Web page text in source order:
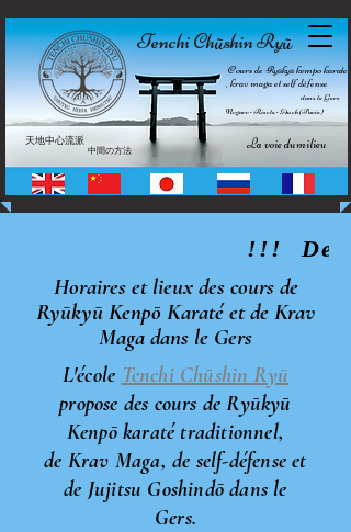
Tenchi Chūshin Ryū
Cours de Ryūkyū kempo karate
, krav maga et self défense
dans le Gers
Nogaro • Riscle • Auch (Pavie)
La voie du milieu
天地中心流派
中間の方法
Horaires et lieux des cours de
Ryūkyū Kenpō Karaté et de Krav
Maga dans le Gers​
L'école Tenchi Chūshin Ryū
propose des cours de Ryūkyū
Kenpō karaté traditionnel,
de Krav Maga, de self-défense et
de Jujitsu Goshindō dans le
Gers.